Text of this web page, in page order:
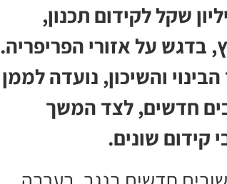
אישרה תוכנית בהיקף של כ-125 מיליון שקל לקידום תכנון,
בדגש על אזורי הפריפריה.
והשיכון, נועדה לממן
חדשים, לצד המשך
קידום שונים.